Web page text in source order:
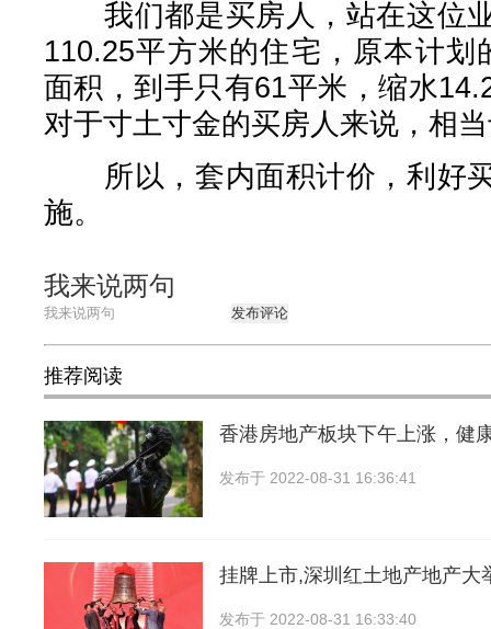
我们都是买房人，站在这位
110.25平方米的住宅，原本计划
面积，到手只有61平米，缩水
对于寸土寸金的买房人来说，相
所以，套内面积计价，利好
施。
我来说两句
发布评论
推荐阅读
香港房地产板块下午上涨，健
发布于 2022-08-31 16:36:41
挂牌上市,深圳红土地产地产大
发布于 2022-08-31 16:33:40